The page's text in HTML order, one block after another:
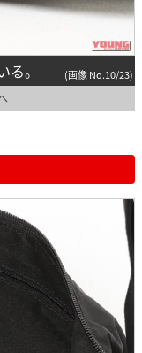
。 (画像 No.10/23)